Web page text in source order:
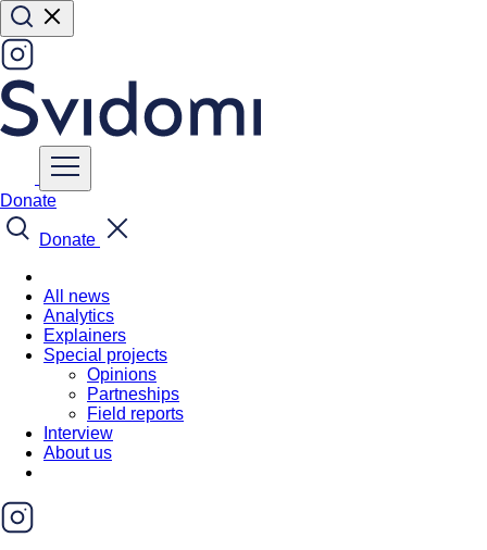
Donate
Donate
All news
Analytics
Explainers
Special projects
Opinions
Partneships
Field reports
Interview
About us